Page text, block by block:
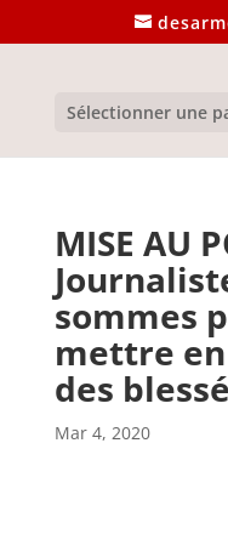
Sélectionner une
MISE AU
sommes
mettre
des
Mar 4, 2020